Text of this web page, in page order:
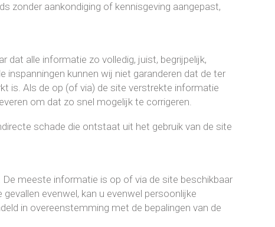
zonder aankondiging of kennisgeving aangepast,
dat alle informatie zo volledig, juist, begrijpelijk,
inspanningen kunnen wij niet garanderen dat de ter
is. Als de op (of via) de site verstrekte informatie
om dat zo snel mogelijk te corrigeren.
schade die ontstaat uit het gebruik van de site
meeste informatie is op of via de site beschikbaar
evenwel, kan u evenwel persoonlijke
in overeenstemming met de bepalingen van de